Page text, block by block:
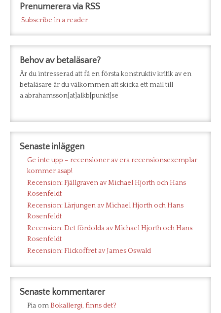
Prenumerera via RSS
Subscribe in a reader
Behov av betaläsare?
Är du intresserad att få en första konstruktiv kritik av en
betaläsare är du välkommen att skicka ett mail till
a.abrahamsson[at]alkb[punkt]se
Senaste inläggen
Ge inte upp – recensioner av era recensionsexemplar
kommer asap!
Recension: Fjällgraven av Michael Hjorth och Hans
Rosenfeldt
Recension: Lärjungen av Michael Hjorth och Hans
Rosenfeldt
Recension: Det fördolda av Michael Hjorth och Hans
Rosenfeldt
Recension: Flickoffret av James Oswald
Senaste kommentarer
Pia om Bokallergi, finns det?